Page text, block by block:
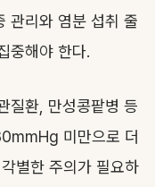
관리와 염분 섭취 줄
중해야 한다.
질환, 만성콩팥병 등
미만으로 더
별한 주의가 필요하